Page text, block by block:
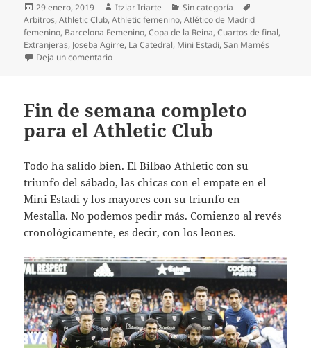
Publicado
el
29 enero, 2019 Autor
Itziar Iriarte Categorías
Sin categoría
Arbitros,Athletic Club,Athletic femenino,Atlético de Madrid
femenino, Barcelona Femenino,Copa de la Reina,Cuartos de final,
Extranjeras, Joseba Agirre, La Catedral, Mini Estadi,San Mamés
Deja un comentarioen Todos a San Mamés el miércoles
Fin de semana completo
para el Athletic Club
Todo ha salido bien. El Bilbao Athletic con su
triunfo del sábado, las chicas con el empate en el
Mini Estadi y los mayores con su triunfo en
Mestalla. No podemos pedir más. Comienzo al revés
cronológicamente, es decir, con los leones.